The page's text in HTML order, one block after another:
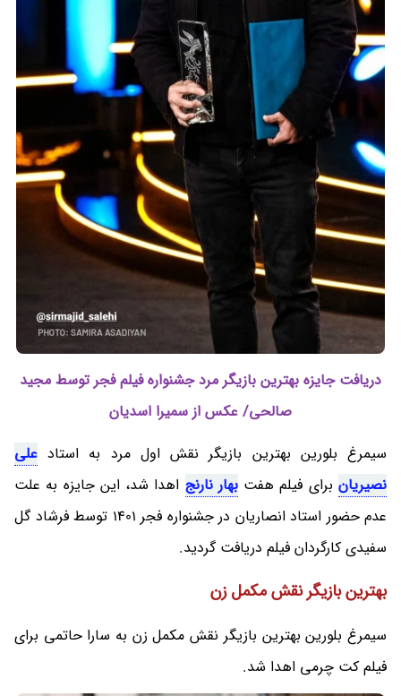
دریافت جایزه بهترین بازیگر مرد جشنواره فیلم فجر توسط مجید
صالحی/ عکس از سمیرا اسدیان
سیمرغ بلورین بهترین بازیگر نقش اول مرد به استاد علی
نصیریانبرای فیلم هفتبهار نارنج اهدا شد، این جایزه به علت
عدم حضور استاد انصاریان در جشنواره فجر 1401 توسط فرشاد گل
سفیدی کارگردان فیلم دریافت گردید.
بهترین بازیگر نقش مکمل زن
سیمرغ بلورین بهترین بازیگر نقش مکمل زن به سارا حاتمی برای
فیلم کت چرمی اهدا شد.